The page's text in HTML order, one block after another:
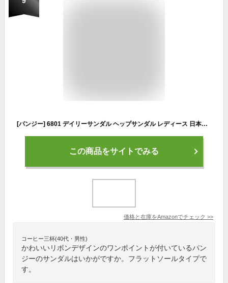
[パンジー] 6801 デイリーサンダル ヘップサンダル レディース 日本製 S シルバー
この商品をサイトでみる
価格と在庫をAmazonでチェック >>
コーヒー三杯(40代・男性)
かわいいリボンデザインのワンポイントが付いているパン
ジーのサンダルはいかがですか。フラットソールタイプで
す。